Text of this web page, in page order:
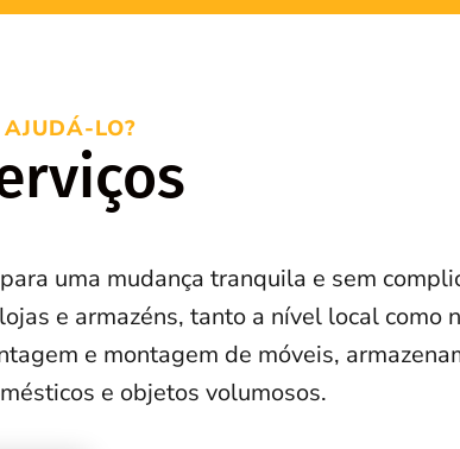
LO?
uma mudança tranquila e sem
e armazéns, tanto a nível local como
e montagem de móveis,
e objetos volumosos.